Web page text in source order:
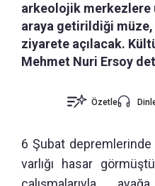
arkeolojik merkezlere
araya getirildiği müze,
ziyarete açılacak.
Mehmet Nuri Ersoy
Özetle
6 Şubat
varlığı hasar